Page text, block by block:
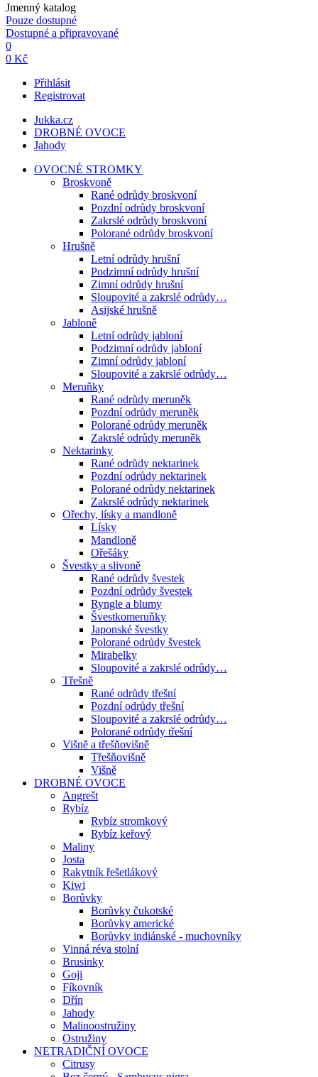
Jmenný katalog
Pouze dostupné
Dostupné a připravované
0
0 Kč
Přihlásit
Registrovat
Jukka.cz
DROBNÉ OVOCE
Jahody
OVOCNÉ STROMKY
Broskvoně
Rané odrůdy broskvoní
Pozdní odrůdy broskvoní
Zakrslé odrůdy broskvoní
Polorané odrůdy broskvoní
Hrušně
Letní odrůdy hrušní
Podzimní odrůdy hrušní
Zimní odrůdy hrušní
Sloupovité a zakrslé odrůdy…
Asijské hrušně
Jabloně
Letní odrůdy jabloní
Podzimní odrůdy jabloní
Zimní odrůdy jabloní
Sloupovité a zakrslé odrůdy…
Meruňky
Rané odrůdy meruněk
Pozdní odrůdy meruněk
Polorané odrůdy meruněk
Zakrslé odrůdy meruněk
Nektarinky
Rané odrůdy nektarinek
Pozdní odrůdy nektarinek
Polorané odrůdy nektarinek
Zakrslé odrůdy nektarinek
Ořechy, lísky a mandloně
Lísky
Mandloně
Ořešáky
Švestky a slivoně
Rané odrůdy švestek
Pozdní odrůdy švestek
Ryngle a blumy
Švestkomeruňky
Japonské švestky
Polorané odrůdy švestek
Mirabelky
Sloupovité a zakrslé odrůdy…
Třešně
Rané odrůdy třešní
Pozdní odrůdy třešní
Sloupovité a zakrslé odrůdy…
Polorané odrůdy třešní
Višně a třešňovišně
Třešňovišně
Višně
DROBNÉ OVOCE
Angrešt
Rybíz
Rybíz stromkový
Rybíz keřový
Maliny
Josta
Rakytník řešetlákový
Kiwi
Borůvky
Borůvky čukotské
Borůvky americké
Borůvky indiánské - muchovníky
Vinná réva stolní
Brusinky
Goji
Fíkovník
Dřín
Jahody
Malinoostružiny
Ostružiny
NETRADIČNÍ OVOCE
Citrusy